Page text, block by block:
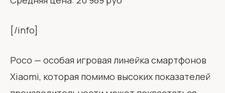
[/info]
Poco — особая игровая линейка смартфонов
Xiaomi, которая помимо высоких показателей